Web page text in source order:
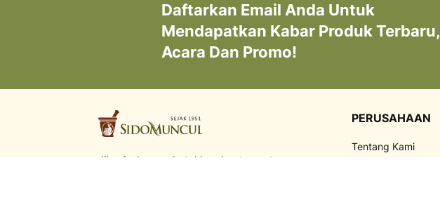
Daftarkan Email Anda Untuk
Mendapatkan Kabar Produk Terbaru,
Acara Dan Promo!
Jika Anda membutuhkan bantuan atau saran,
PERUSAHAAN
Tentang Kami